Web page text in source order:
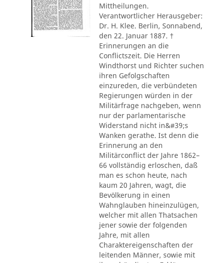
Mittheilungen.
Verantwortlicher Herausgeber:
Dr. H. Klee. Berlin, Sonnabend,
den 22. Januar 1887. †
Erinnerungen an die
Conflictszeit. Die Herren
Windthorst und Richter suchen
ihren Gefolgschaften
einzureden, die verbündeten
Regierungen würden in der
Militärfrage nachgeben, wenn
nur der parlamentarische
Widerstand nicht in&#39;s
Wanken gerathe. Ist denn die
Erinnerung an den
Militärconflict der Jahre 1862–
66 vollständig erloschen, daß
man es schon heute, nach
kaum 20 Jahren, wagt, die
Bevölkerung in einen
Wahnglauben hineinzulügen,
welcher mit allen Thatsachen
jener sowie der folgenden
Jahre, mit allen
Charaktereigenschaften der
leitenden Männer, sowie mit